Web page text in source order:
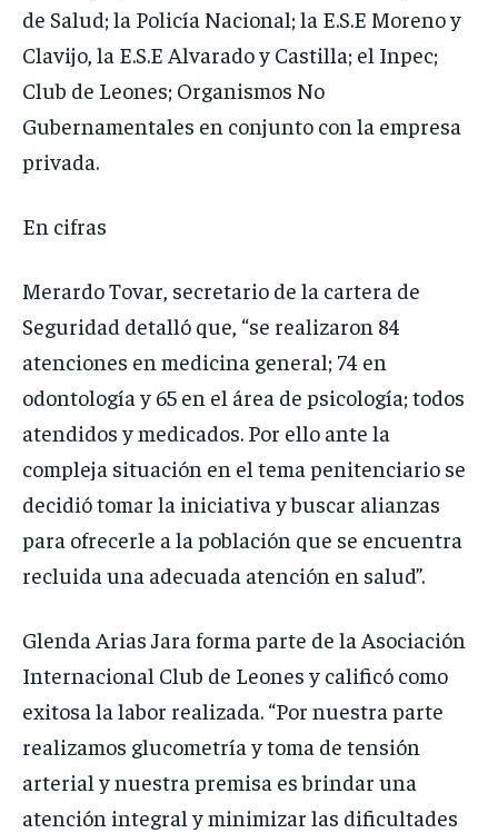
de Salud; la Policía Nacional; la E.S.E Moreno y
Clavijo, la E.S.E Alvarado y Castilla; el Inpec;
Club de Leones; Organismos No
Gubernamentales en conjunto con la empresa
privada.
En cifras
Merardo Tovar, secretario de la cartera de
Seguridad detalló que, “se realizaron 84
atenciones en medicina general; 74 en
odontología y 65 en el área de psicología; todos
atendidos y medicados. Por ello ante la
compleja situación en el tema penitenciario se
decidió tomar la iniciativa y buscar alianzas
para ofrecerle a la población que se encuentra
recluida una adecuada atención en salud”.
Glenda Arias Jara forma parte de la Asociación
Internacional Club de Leones y calificó como
exitosa la labor realizada. “Por nuestra parte
realizamos glucometría y toma de tensión
arterial y nuestra premisa es brindar una
atención integral y minimizar las dificultades